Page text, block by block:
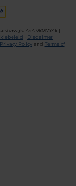
KvK 08017845 |
• Disclaimer
Privacy Policyand Terms of